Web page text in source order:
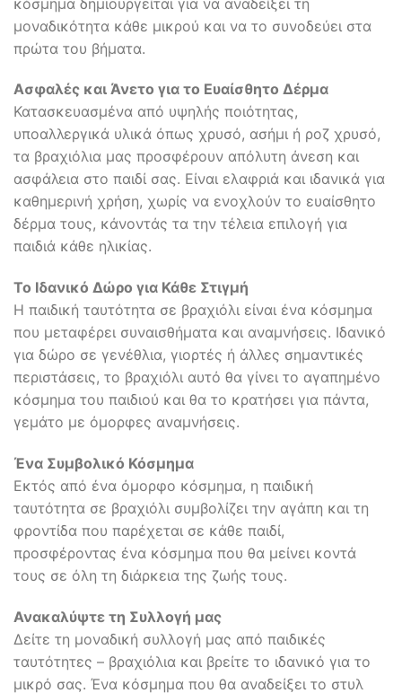
μοναδικότητα κάθε μικρού και να το συνοδεύει στα
πρώτα του βήματα.
Ασφαλές και Άνετο για το Ευαίσθητο Δέρμα
Κατασκευασμένα από υψηλής ποιότητας,
υποαλλεργικά υλικά όπως χρυσό, ασήμι ή ροζ χρυσό,
τα βραχιόλια μας προσφέρουν απόλυτη άνεση και
ασφάλεια στο παιδί σας. Είναι ελαφριά και ιδανικά για
καθημερινή χρήση, χωρίς να ενοχλούν το ευαίσθητο
δέρμα τους, κάνοντάς τα την τέλεια επιλογή για
παιδιά κάθε ηλικίας.
Το Ιδανικό Δώρο για Κάθε Στιγμή
Η παιδική ταυτότητα σε βραχιόλι είναι ένα κόσμημα
που μεταφέρει συναισθήματα και αναμνήσεις. Ιδανικό
για δώρο σε γενέθλια, γιορτές ή άλλες σημαντικές
περιστάσεις, το βραχιόλι αυτό θα γίνει το αγαπημένο
κόσμημα του παιδιού και θα το κρατήσει για πάντα,
γεμάτο με όμορφες αναμνήσεις.
Ένα Συμβολικό Κόσμημα
Εκτός από ένα όμορφο κόσμημα, η παιδική
ταυτότητα σε βραχιόλι συμβολίζει την αγάπη και τη
φροντίδα που παρέχεται σε κάθε παιδί,
προσφέροντας ένα κόσμημα που θα μείνει κοντά
τους σε όλη τη διάρκεια της ζωής τους.
Ανακαλύψτε τη Συλλογή μας
Δείτε τη μοναδική συλλογή μας από παιδικές
ταυτότητες – βραχιόλια και βρείτε το ιδανικό για το
μικρό σας. Ένα κόσμημα που θα αναδείξει το στυλ